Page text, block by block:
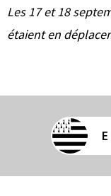
Les 17 et 18
étaient en